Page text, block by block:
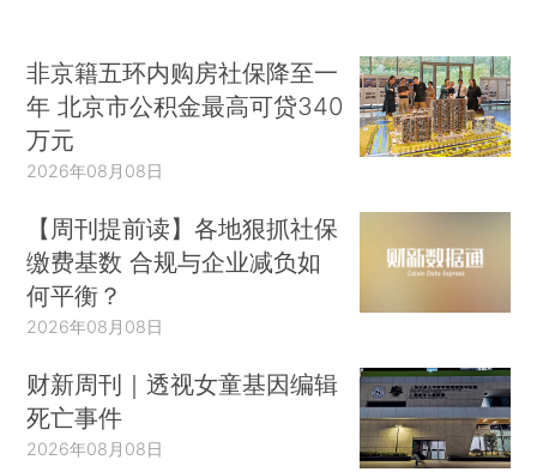
非京籍五环内购房社保降至一
年 北京市公积金最高可贷340
万元
2026年08月08日
【周刊提前读】各地狠抓社保
缴费基数 合规与企业减负如
何平衡？
2026年08月08日
财新周刊｜透视女童基因编辑
死亡事件
2026年08月08日